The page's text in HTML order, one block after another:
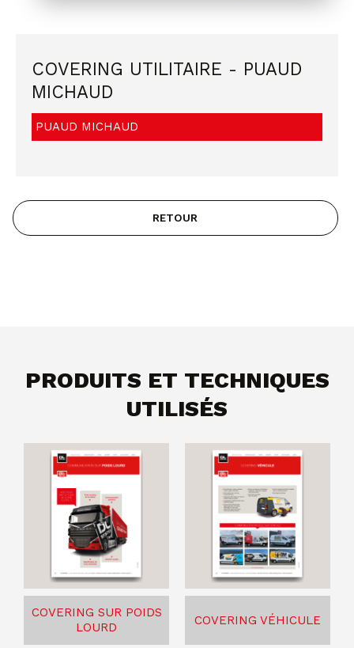
COVERING UTILITAIRE - PUAUD
MICHAUD
PUAUD MICHAUD
RETOUR
PRODUITS ET TECHNIQUES
UTILISÉS
COVERING SUR POIDS
LOURD
COVERING VÉHICULE